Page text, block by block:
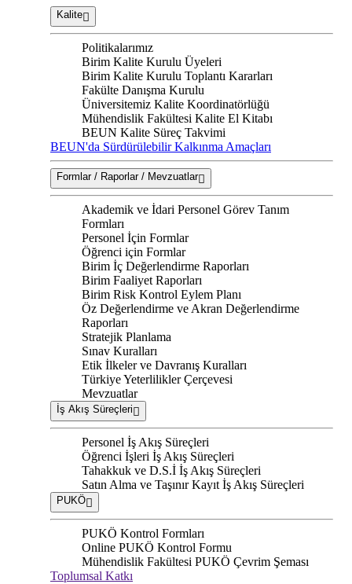
Kalite
Politikalarımız
Birim Kalite Kurulu Üyeleri
Birim Kalite Kurulu Toplantı Kararları
Fakülte Danışma Kurulu
Üniversitemiz Kalite Koordinatörlüğü
Mühendislik Fakültesi Kalite El Kitabı
BEUN Kalite Süreç Takvimi
BEUN'da Sürdürülebilir Kalkınma Amaçları
Formlar / Raporlar / Mevzuatlar
Akademik ve İdari Personel Görev Tanım
Formları
Personel İçin Formlar
Öğrenci için Formlar
Birim İç Değerlendirme Raporları
Birim Faaliyet Raporları
Birim Risk Kontrol Eylem Planı
Öz Değerlendirme ve Akran Değerlendirme
Raporları
Stratejik Planlama
Sınav Kuralları
Etik İlkeler ve Davranış Kuralları
Türkiye Yeterlilikler Çerçevesi
Mevzuatlar
İş Akış Süreçleri
Personel İş Akış Süreçleri
Öğrenci İşleri İş Akış Süreçleri
Tahakkuk ve D.S.İ İş Akış Süreçleri
Satın Alma ve Taşınır Kayıt İş Akış Süreçleri
PUKÖ
PUKÖ Kontrol Formları
Online PUKÖ Kontrol Formu
Mühendislik Fakültesi PUKÖ Çevrim Şeması
Toplumsal Katkı